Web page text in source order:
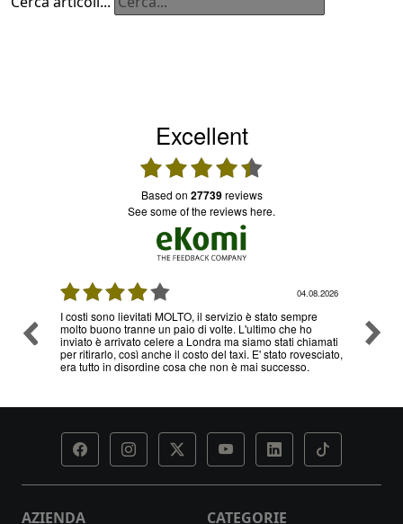
Excellent
based on 27739reviews
see some of the reviews here.
03.08.2026
Ottimo servizio e prezzi, ritiro e consegna senza nessun
problema , sono già diverse volte che utilizzo il loro
servizio
AZIENDA CATEGORIE